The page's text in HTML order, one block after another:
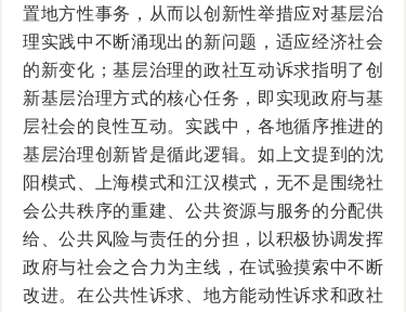
置地方性事务，从而以创新性举措应对基层治
理实践中不断涌现出的新问题，适应经济社会
的新变化；基层治理的政社互动诉求指明了创
新基层治理方式的核心任务，即实现政府与基
层社会的良性互动。实践中，各地循序推进的
基层治理创新皆是循此逻辑。如上文提到的沈
阳模式、上海模式和江汉模式，无不是围绕社
会公共秩序的重建、公共资源与服务的分配供
给、公共风险与责任的分担，以积极协调发挥
政府与社会之合力为主线，在试验摸索中不断
改进。在公共性诉求、地方能动性诉求和政社